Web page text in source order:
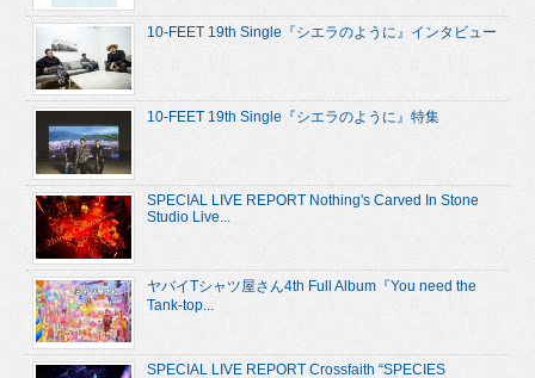
10-FEET 19th Single『シエラのように』インタビュー
10-FEET 19th Single『シエラのように』特集
SPECIAL LIVE REPORT Nothing's Carved In Stone
Studio Live...
ヤバイTシャツ屋さん4th Full Album『You need the
Tank-top...
SPECIAL LIVE REPORT Crossfaith “SPECIES